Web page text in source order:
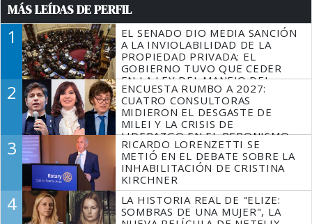
MÁS LEÍDAS DE PERFIL
1
EL SENADO DIO MEDIA SANCIÓN
A LA INVIOLABILIDAD DE LA
PROPIEDAD PRIVADA: EL
GOBIERNO TUVO QUE CEDER
EN LA LEY DEL MANEJO DEL
FUEGO
2
ENCUESTA RUMBO A 2027:
CUATRO CONSULTORAS
MIDIERON EL DESGASTE DE
MILEI Y LA CRISIS DE
LIDERAZGO EN EL PERONISMO
3
RICARDO LORENZETTI SE
METIÓ EN EL DEBATE SOBRE LA
INHABILITACIÓN DE CRISTINA
KIRCHNER
4
LA HISTORIA REAL DE "ELIZE:
SOMBRAS DE UNA MUJER", LA